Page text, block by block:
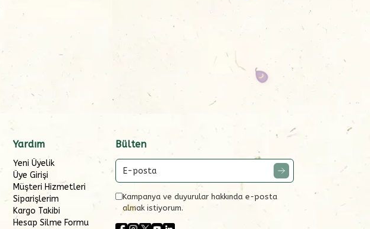
Yardım
Yeni Üyelik
Üye Girişi
Müşteri Hizmetleri
Siparişlerim
Kargo Takibi
Hesap Silme Formu
Bülten
Kampanya ve duyurular hakkında e-posta
almak istiyorum.